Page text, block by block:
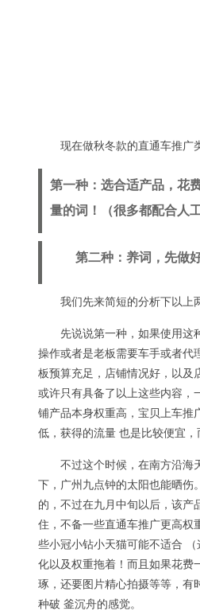
现在做秋冬款的直通车推广
第一种：选合适产品，花
量的词！（很多都配合人
第二种：养词，先做
我们先来简短的分析下以上
先说说第一种，如果使用这
操作或者是老板需要车手或者代
板预算充足，店铺情况好，以及
或许只有具备了以上这些内容，
铺产品本身权重高，宝贝上车推
低，获得的流量 也是比较便宜，
不过这个时候，在南方沿海
下，广州九点钟的太阳也能晒伤
的，不过在九月中旬以后，该产
住，不备一些直通车推广更高权
些小冠小钻小天猫可能不适合
化以及权重拖着！而且如果花费
琢，还要图片精心拍摄等等，有
种破 釜沉舟的感觉。